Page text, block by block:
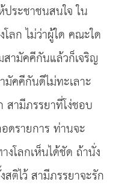
ประชาชนสนใจ ใน
ลก ไม่ว่าผู้ใด คณะใด
ามัคคีกันแล้วก็เจริญ
คคีกันดีไม่ทะเลาะ
ามีภรรยาที่โง่ชอบ
ดรายการ ท่านจะ
งโลกเห็นได้ชัด ถ้านั่ง
สติไว้ สามีภรรยาจะรัก